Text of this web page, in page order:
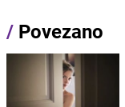
/ Povezano